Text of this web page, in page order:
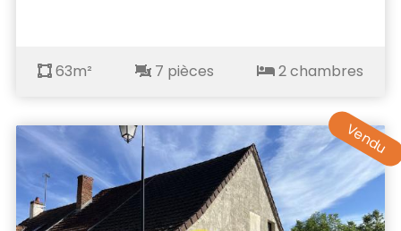
63m² 7 pièces 2 chambres
Vendu